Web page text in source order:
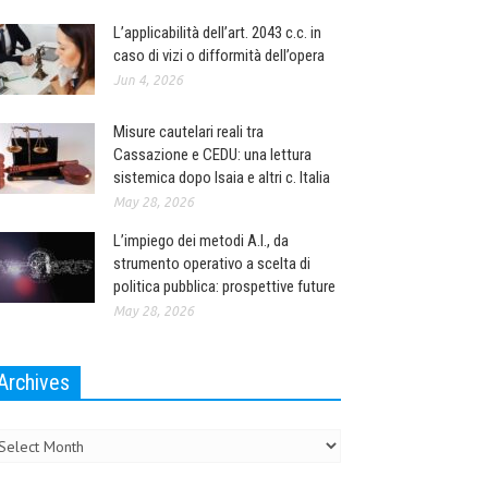
L’applicabilità dell’art. 2043 c.c. in
caso di vizi o difformità dell’opera
Jun 4, 2026
Misure cautelari reali tra
Cassazione e CEDU: una lettura
sistemica dopo Isaia e altri c. Italia
May 28, 2026
L’impiego dei metodi A.I., da
strumento operativo a scelta di
politica pubblica: prospettive future
May 28, 2026